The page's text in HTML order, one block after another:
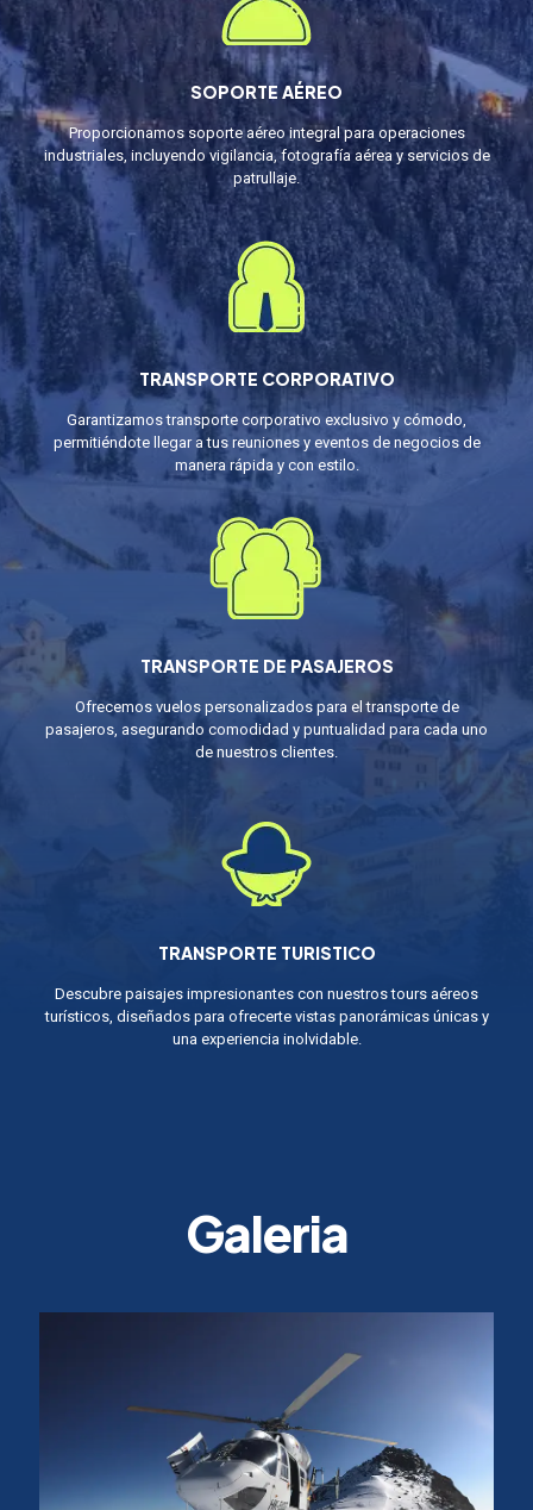
SOPORTE AÉREO
Proporcionamos soporte aéreo integral para operaciones
industriales, incluyendo vigilancia, fotografía aérea y servicios de
patrullaje.
TRANSPORTE CORPORATIVO
Garantizamos transporte corporativo exclusivo y cómodo,
permitiéndote llegar a tus reuniones y eventos de negocios de
manera rápida y con estilo.
TRANSPORTE DE PASAJEROS
Ofrecemos vuelos personalizados para el transporte de
pasajeros, asegurando comodidad y puntualidad para cada uno
de nuestros clientes.
TRANSPORTE TURISTICO
Descubre paisajes impresionantes con nuestros tours aéreos
turísticos, diseñados para ofrecerte vistas panorámicas únicas y
una experiencia inolvidable.
Galeria